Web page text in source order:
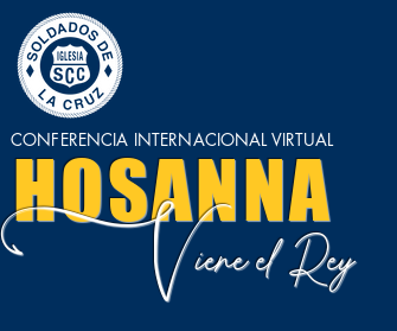
CONFERENCIA INTERNACIONAL VIRTUAL
HOSANNA
Viene el Rey